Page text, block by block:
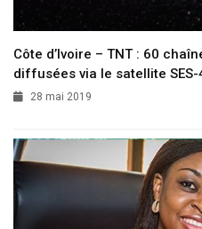
Côte d’Ivoire – TNT : 60
diffusées via le satellite SES-
28 mai 2019